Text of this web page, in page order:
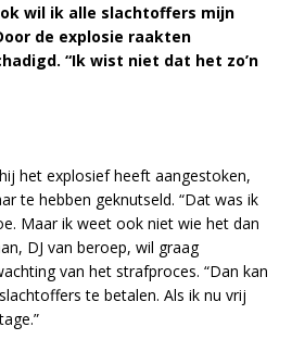
wil ik alle slachtoffers mijn
de explosie raakten
“Ik wist niet dat het zo’n
het explosief heeft aangestoken,
te hebben geknutseld. “Dat was ik
Maar ik weet ook niet wie het dan
DJ van beroep, wil graag
van het strafproces. “Dan kan
te betalen. Als ik nu vrij